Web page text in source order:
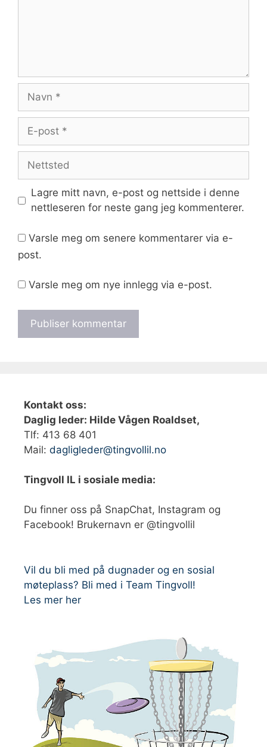
Navn
Nettsted
Lagre mitt navn, e-post og nettside i denne
nettleseren for neste gang jeg kommenterer.
Varsle meg om senere kommentarer via e-
post.
Varsle meg om nye innlegg via e-post.
Kontakt oss:
Daglig leder: Hilde Vågen Roaldset,
Tlf: 413 68 401‬
Mail: dagligleder@tingvollil.no
Tingvoll IL i sosiale media:
Du finner oss på SnapChat, Instagram og
Facebook! Brukernavn er @tingvollil
Vil du bli med på dugnader og en sosial
møteplass? Bli med i Team Tingvoll!
Les mer her